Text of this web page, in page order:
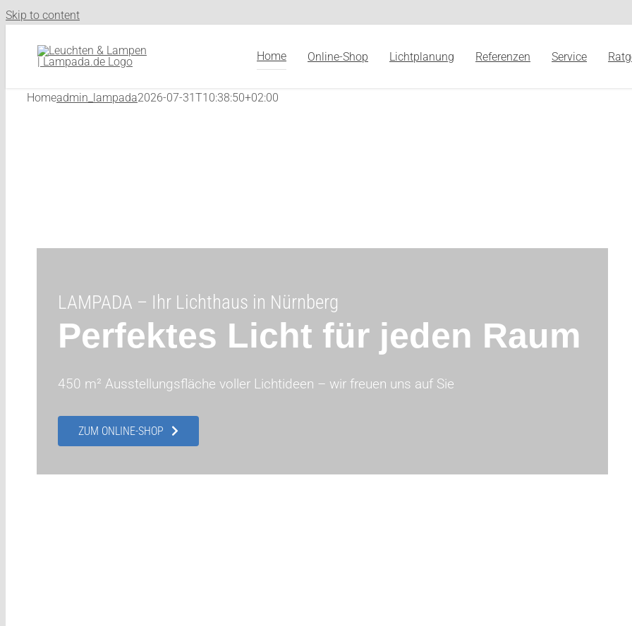
Skip to content
Home Online-Shop Lichtplanung Referenzen Service
Homeadmin_lampada2026-07-31T10:38:50+02:00
LAMPADA – Ihr Lichthaus in Nürnberg
Perfektes Licht für jeden Raum
450 m² Ausstellungsfläche voller Lichtideen – wir freuen uns auf Sie
ZUM ONLINE-SHOP